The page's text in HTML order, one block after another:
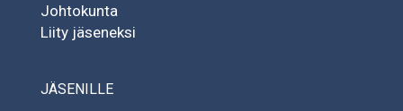
Johtokunta
Liity jäseneksi
JÄSENILLE